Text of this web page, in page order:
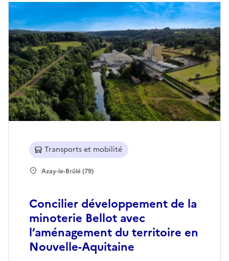
Concilier développement de la
minoterie Bellot avec
l’aménagement du territoire en
Nouvelle-Aquitaine
Transports et mobilité
Azay-le-Brûlé (79)